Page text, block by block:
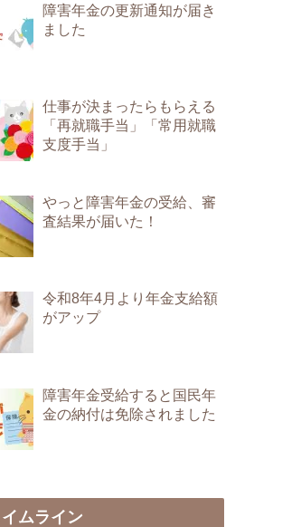
障害年金の更新通知が届き
ました
仕事が決まったらもらえる
「再就職手当」「常用就職
支度手当」
やっと障害年金の受給、審
査結果が届いた！
令和8年4月より年金支給額
がアップ
障害年金受給すると国民年
金の納付は免除されました
ムライン